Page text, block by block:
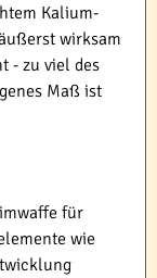
Kalium-
wirksam
- zu viel des
Maß ist
für
wie